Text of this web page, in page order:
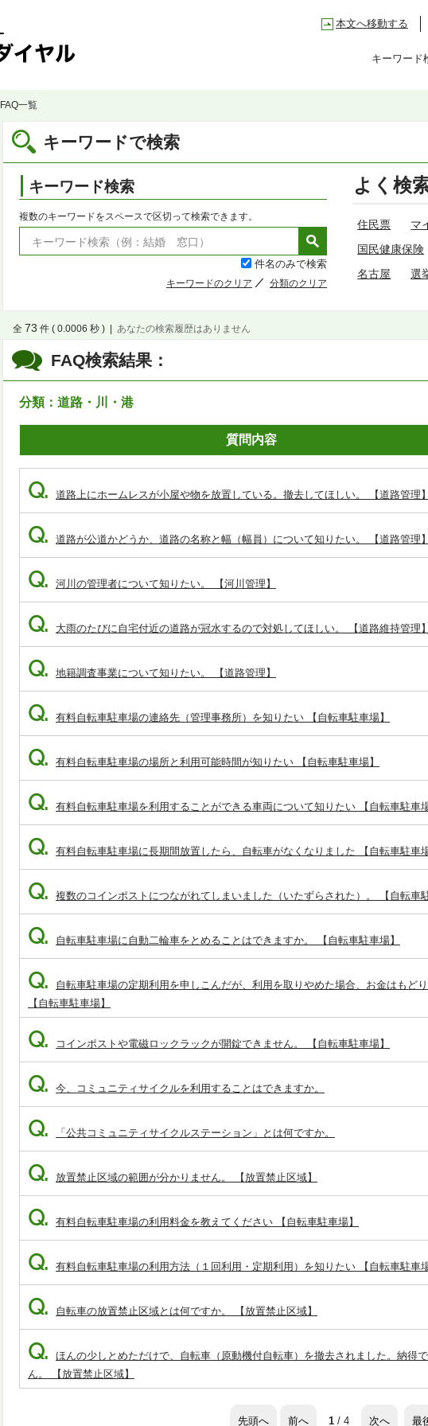
本文へ移動する
キーワード
FAQ一覧
キーワードで検索
キーワード検索
複数のキーワードをスペースで区切って検索できます。
件名のみで検索
キーワードのクリア 分類のクリア
よく検
住民票 マ
国民健康保険
名古屋
選
FAQ検索結果：
分類：道路・川・港
全 73 件 ( 0.0006 秒 ) あなたの検索履歴はありません
質問内容
Q. 道路上にホームレスが小屋や物を放置している。撤去してほしい。 【道路管理】
Q. 道路が公道かどうか、道路の名称と幅（幅員）について知りたい。 【道路管理】
Q. 河川の管理者について知りたい。 【河川管理】
Q. 大雨のたびに自宅付近の道路が冠水するので対処してほしい。 【道路維持管理】
Q. 地籍調査事業について知りたい。 【道路管理】
Q. 有料自転車駐車場の連絡先（管理事務所）を知りたい 【自転車駐車場】
Q. 有料自転車駐車場の場所と利用可能時間が知りたい 【自転車駐車場】
Q. 有料自転車駐車場を利用することができる車両について知りたい 【自転車駐車場
Q. 有料自転車駐車場に長期間放置したら、自転車がなくなりました 【自転車駐車場
Q. 複数のコインポストにつながれてしまいました（いたずらされた）。 【自転車
Q. 自転車駐車場に自動二輪車をとめることはできますか。 【自転車駐車場】
Q.
自転車駐車場の定期利用を申しこんだが、利用を取りやめた場合、お金はもどり
【自転車駐車場】
Q. コインポストや電磁ロックラックが開錠できません。 【自転車駐車場】
Q. 今、コミュニティサイクルを利用することはできますか。
Q. 「公共コミュニティサイクルステーション」とは何ですか。
Q. 放置禁止区域の範囲が分かりません。 【放置禁止区域】
Q. 有料自転車駐車場の利用料金を教えてください 【自転車駐車場】
Q. 有料自転車駐車場の利用方法（１回利用・定期利用）を知りたい 【自転車駐車場
Q. 自転車の放置禁止区域とは何ですか。 【放置禁止区域】
Q.
ほんの少しとめただけで、自転車（原動機付自転車）を撤去されました。納得
ん。 【放置禁止区域】
先頭へ 前へ 1 / 4 次へ 最